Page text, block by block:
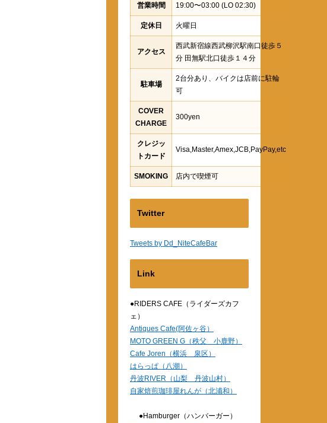
営業時間 19:00〜03:00 (LO 02:30)
定休日 火曜日
アクセス
西武新宿線西武柳沢駅南口徒歩５
分 田無駅北口徒歩１４分
駐車場
2台分あり、バイクは店前に駐輪
可
COVER
CHARGE
300yen
クレジッ
トカード
Visa,Master,Amex,JCB,PayPay,etc
SMOKING 店内で喫煙可
Twitter
Tweets by Dd_NiteCafeBar
Link
●RIDERS CAFE（ライダーズカフ
ェ）
Antiques Cafe(阿佐ヶ谷）
MOTO GREEN G（秩父 小鹿野）
Cafe Joren（横浜 泉区）
はらっぱ（八潮）
丹波RIVER（山梨 丹波山村）
自家焙煎珈琲屋れんが（北浦和）
●Hamburger（ハンバーガー）